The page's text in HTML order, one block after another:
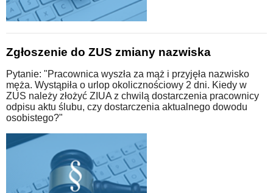
Zgłoszenie do ZUS zmiany nazwiska
Pytanie: "Pracownica wyszła za mąż i przyjęła nazwisko
męża. Wystąpiła o urlop okolicznościowy 2 dni. Kiedy w
ZUS należy złożyć ZIUA z chwilą dostarczenia pracownicy
odpisu aktu ślubu, czy dostarczenia aktualnego dowodu
osobistego?"